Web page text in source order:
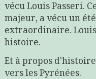
vécu Louis Passeri.
majeur, a vécu un
extraordinaire.
histoire.
Et à propos
vers les Pyrénées.